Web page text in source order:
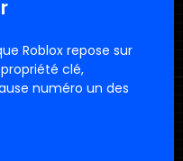
Roblox repose sur
clé,
numéro un des